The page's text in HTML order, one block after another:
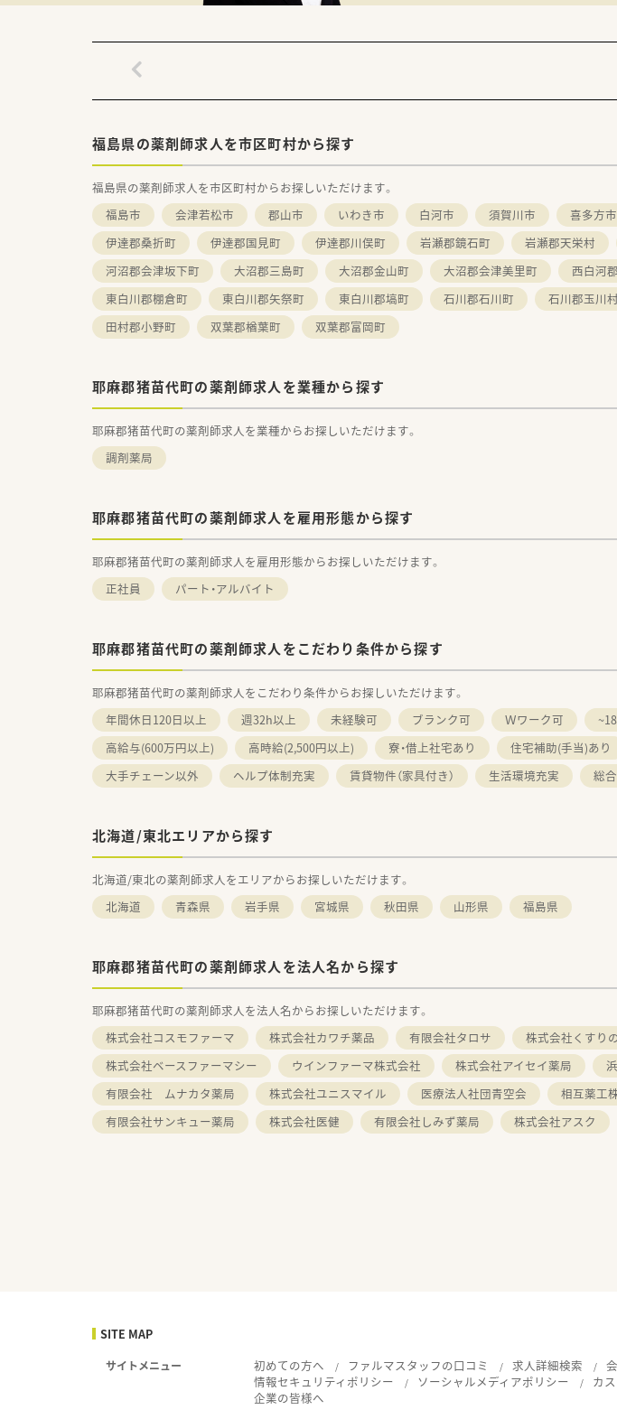
福島県の薬剤師求人を市区町村から探す
福島県の薬剤師求人を市区町村からお探しいただけます。
福島市
会津若松市 郡山市 いわき市 白河市 須賀川市 喜多方市
伊達郡桑折町
伊達郡国見町 伊達郡川俣町 岩瀬郡鏡石町 岩瀬郡天栄村
河沼郡会津坂下町
大沼郡三島町 大沼郡金山町 大沼郡会津美里町 西白河
東白川郡棚倉町
東白川郡矢祭町 東白川郡塙町 石川郡石川町 石川郡玉川村
田村郡小野町
双葉郡楢葉町 双葉郡富岡町
耶麻郡猪苗代町の薬剤師求人を業種から探す
耶麻郡猪苗代町の薬剤師求人を業種からお探しいただけます。
調剤薬局
耶麻郡猪苗代町の薬剤師求人を雇用形態から探す
耶麻郡猪苗代町の薬剤師求人を雇用形態からお探しいただけます。
正社員
パート・アルバイト
耶麻郡猪苗代町の薬剤師求人をこだわり条件から探す
耶麻郡猪苗代町の薬剤師求人をこだわり条件からお探しいただけます。
年間休日120日以上
週32h以上 未経験可 ブランク可 Ｗワーク可
高給与(600万円以上)
高時給(2,500円以上) 寮・借上社宅あり 住宅補助(手当)あり
大手チェーン以外
ヘルプ体制充実 賃貸物件（家具付き） 生活環境充実 総
北海道/東北エリアから探す
北海道/東北の薬剤師求人をエリアからお探しいただけます。
北海道
青森県 岩手県 宮城県 秋田県 山形県 福島県
耶麻郡猪苗代町の薬剤師求人を法人名から探す
耶麻郡猪苗代町の薬剤師求人を法人名からお探しいただけます。
株式会社コスモファーマ
株式会社カワチ薬品 有限会社タロサ 株式会社くすり
株式会社ベースファーマシー
ウインファーマ株式会社 株式会社アイセイ薬局
有限会社 ムナカタ薬局
株式会社ユニスマイル 医療法人社団青空会 相互薬工
有限会社サンキュー薬局
株式会社医健 有限会社しみず薬局 株式会社アスク
SITE MAP
サイトメニュー 初めての方へ ファルマスタッフの口コミ 求人詳細検索
情報セキュリティポリシー
ソーシャルメディアポリシー カ
企業の皆様へ